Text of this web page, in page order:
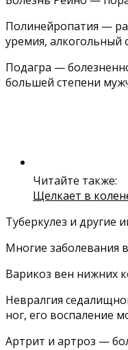
Полинейропатия —
уремия, алкогольный
Подагра —
большей степени
Читайте также:
Щелкает в
Туберкулез и другие
Многие заболевания
Варикоз вен нижних
Невралгия
ног, его воспаление
Артрит и артроз —